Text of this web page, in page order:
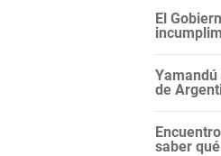
El
de
saber